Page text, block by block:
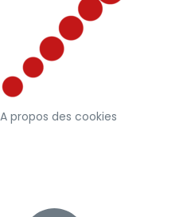
A propos des cookies